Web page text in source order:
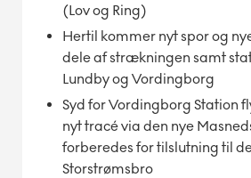
(Lov og Ring)
Hertil kommer nyt spor og
dele af strækningen samt
Lundby og Vordingborg
Syd for Vordingborg Station
nyt tracé via den nye
forberedes for tilslutning til
Storstrømsbro